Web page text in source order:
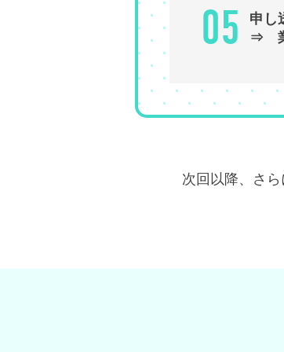
05
申し
⇒
次回以降、さら